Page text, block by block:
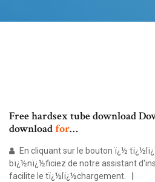
Free hardsex tube download
downloadfor…
En cliquant sur le bouton ï¿½
bï¿½nï¿½ficiez de notre assistant
facilite le tï¿½lï¿½chargement.